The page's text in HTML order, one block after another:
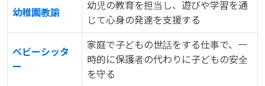
幼稚園教諭
幼児の教育を担当し、遊びや学習を通
じて心身の発達を支援する
ベビーシッタ
ー
家庭で子どもの世話をする仕事で、一
時的に保護者の代わりに子どもの安全
を守る